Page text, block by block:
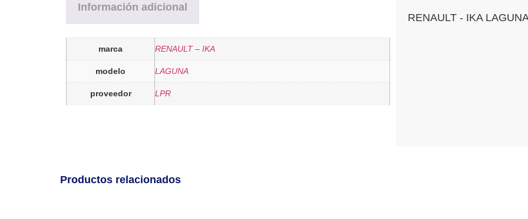
Información adicional
marca RENAULT – IKA
modelo LAGUNA
proveedor LPR
RENAULT - IKA
Productos relacionados